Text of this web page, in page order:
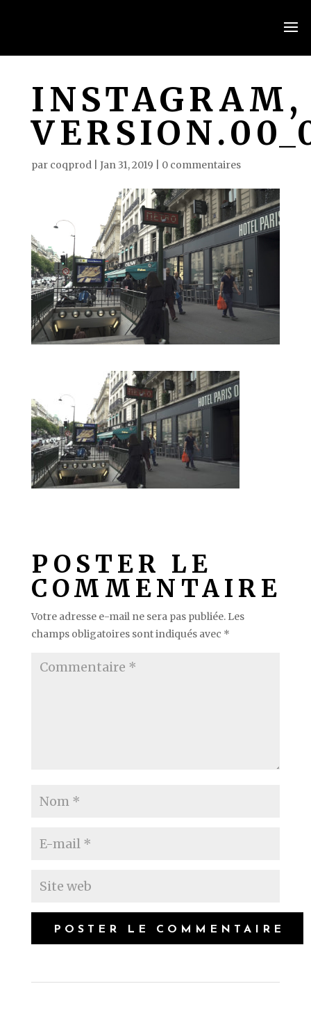
INSTAGRAM,
par coqprod| Jan 31, 2019 0 commentaires
POSTER LE
COMMENTAIRE
Votre adresse e-mail ne sera pas publiée. Les
champs obligatoires sont indiqués avec *